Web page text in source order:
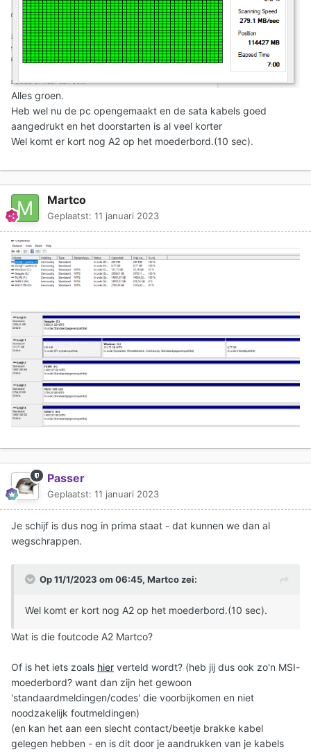
Alles groen.
Heb wel nu de pc opengemaakt en de sata kabels goed
aangedrukt en het doorstarten is al veel korter
Wel komt er kort nog A2 op het moederbord.(10 sec).
Martco
Geplaatst: 11 januari 2023
Passer
Geplaatst: 11 januari 2023
Je schijf is dus nog in prima staat - dat kunnen we dan al
wegschrappen.
Op 11/1/2023 om 06:45, Martcozei:
Wel komt er kort nog A2 op het moederbord.(10 sec).
Wat is die foutcode A2 Martco?
Of is het iets zoals hier verteld wordt? (heb jij dus ook zo'n MSI-
moederbord? want dan zijn het gewoon
'standaardmeldingen/codes' die voorbijkomen en niet
noodzakelijk foutmeldingen)
(en kan het aan een slecht contact/beetje brakke kabel
gelegen hebben - en is dit door je aandrukken van je kabels